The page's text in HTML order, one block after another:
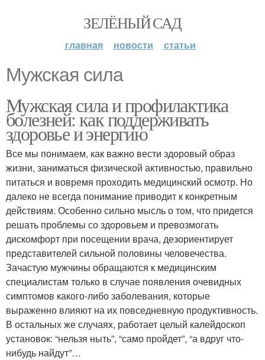
ЗЕЛЁНЫЙ САД
главная новости статьи
Мужская сила
Мужская сила и профилактика
болезней: как поддерживать
здоровье и энергию
Все мы понимаем, как важно вести здоровый образ
жизни, заниматься физической активностью, правильно
питаться и вовремя проходить медицинский осмотр. Но
далеко не всегда понимание приводит к конкретным
действиям. Особенно сильно мысль о том, что придется
решать проблемы со здоровьем и превозмогать
дискомфорт при посещении врача, дезориентирует
представителей сильной половины человечества.
Зачастую мужчины обращаются к медицинским
специалистам только в случае появления очевидных
симптомов какого-либо заболевания, которые
выраженно влияют на их повседневную продуктивность.
В остальных же случаях, работает целый калейдоскоп
установок: “нельзя ныть”, “само пройдет”, “а вдруг что-
нибудь найдут”…